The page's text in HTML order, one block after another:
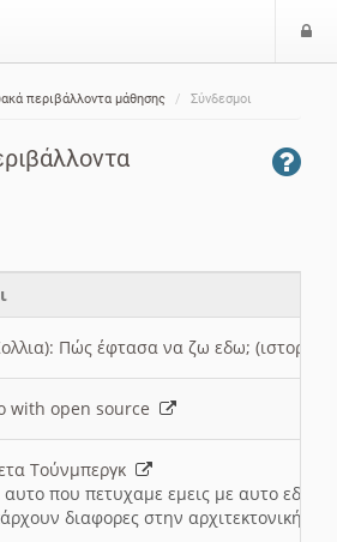
περιβάλλοντα μάθησης Σύνδεσμοι
Πώς έφτασα να ζω εδω; (ιστορια)
with open source
Τούνμπεργκ
αυτο που πετυχαμε εμεις με αυτο εδω
διαφορες στην αρχιτεκτονική